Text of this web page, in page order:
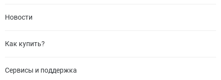
Новости
Как купить?
Сервисы и поддержка